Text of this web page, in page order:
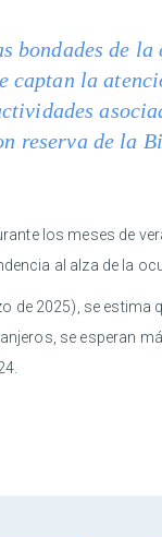
bondades de
la
reserva de la
los meses de
al alza de la
de 2025), se
se esperan